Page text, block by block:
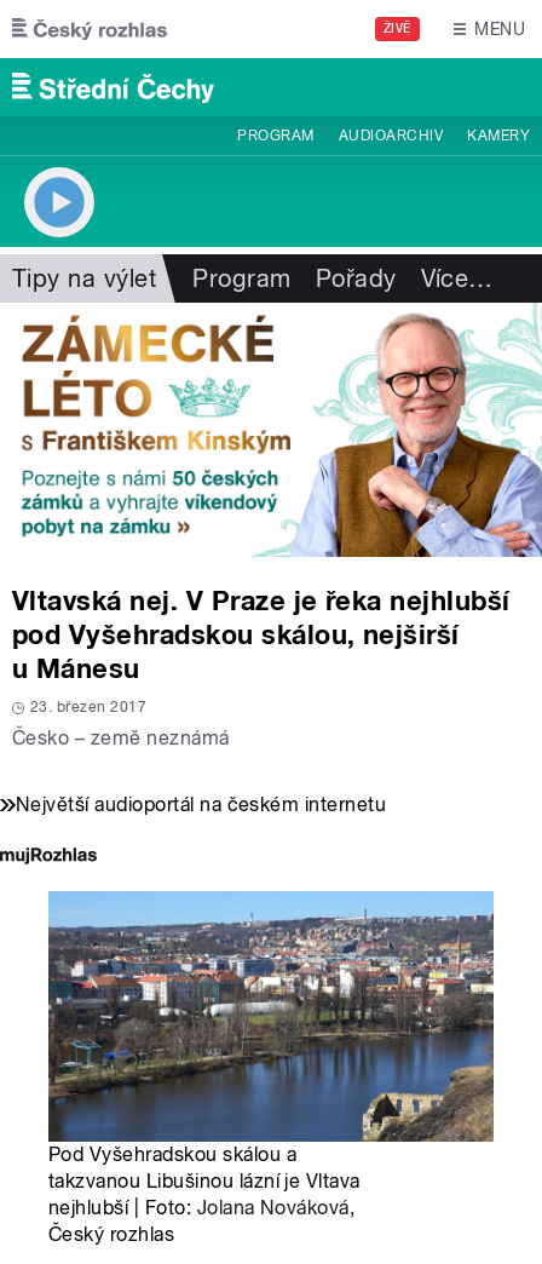
Přejít k hlavnímu obsahu
ŽIVĚ MENU
PROGRAM AUDIOARCHIV KAMERY
Tipy na výlet Program Pořady Více…
Vltavská nej. V Praze je řeka nejhlubší
pod Vyšehradskou skálou, nejširší
u Mánesu
23. březen 2017
Česko – země neznámá
Největší audioportál na českém internetu
Pod Vyšehradskou skálou a
takzvanou Libušinou lázní je Vltava
nejhlubší | Foto: Jolana Nováková,
Český rozhlas